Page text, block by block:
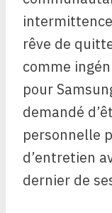
rêve de
comme
pour
demandé
personnelle
d’entretien
dernier de